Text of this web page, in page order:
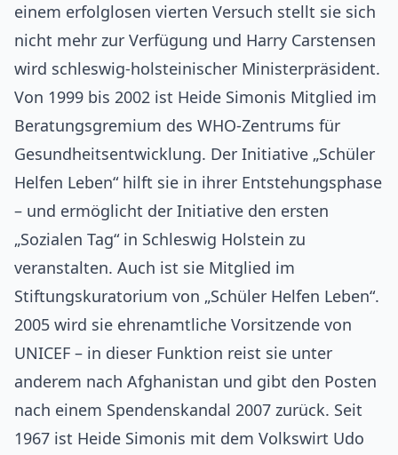
einem erfolglosen vierten Versuch stellt sie sich
nicht mehr zur Verfügung und Harry Carstensen
wird schleswig-holsteinischer Ministerpräsident.
Von 1999 bis 2002 ist Heide Simonis Mitglied im
Beratungsgremium des WHO-Zentrums für
Gesundheitsentwicklung. Der Initiative „Schüler
Helfen Leben“ hilft sie in ihrer Entstehungsphase
– und ermöglicht der Initiative den ersten
„Sozialen Tag“ in Schleswig Holstein zu
veranstalten. Auch ist sie Mitglied im
Stiftungskuratorium von „Schüler Helfen Leben“.
2005 wird sie ehrenamtliche Vorsitzende von
UNICEF – in dieser Funktion reist sie unter
anderem nach Afghanistan und gibt den Posten
nach einem Spendenskandal 2007 zurück. Seit
1967 ist Heide Simonis mit dem Volkswirt Udo